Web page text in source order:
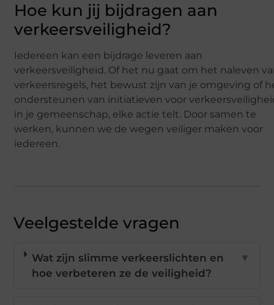
Hoe kun jij bijdragen aan
verkeersveiligheid?
Iedereen kan een bijdrage leveren aan
verkeersveiligheid. Of het nu gaat om het naleven
verkeersregels, het bewust zijn van je omgeving of
ondersteunen van initiatieven voor
in je gemeenschap, elke actie telt. Door samen te
werken, kunnen we de wegen veiliger maken voor
iedereen.
Veelgestelde vragen
Wat zijn slimme verkeerslichten en
hoe verbeteren ze de veiligheid?
▼